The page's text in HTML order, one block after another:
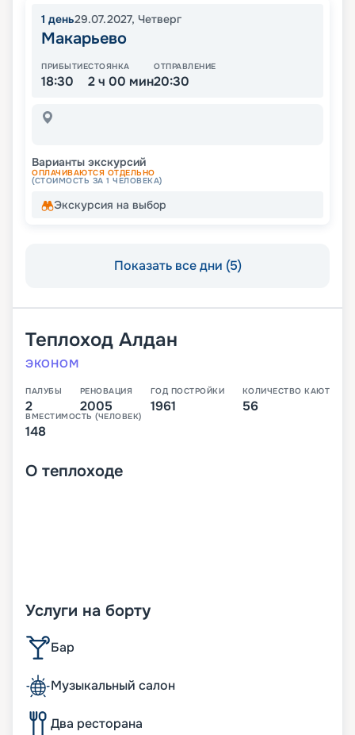
1 день29.07.2027, Четверг
Макарьево
ПРИБЫТИЕ
18:30
СТОЯНКА
2 ч 00 мин
ОТПРАВЛЕНИЕ
20:30
Варианты экскурсий
ОПЛАЧИВАЮТСЯ ОТДЕЛЬНО
(СТОИМОСТЬ ЗА 1 ЧЕЛОВЕКА)
Экскурсия на выбор
Показать все дни (5)
Теплоход Алдан
ЭКОНОМ
ПАЛУБЫ
2
РЕНОВАЦИЯ
2005
ГОД ПОСТРОЙКИ
1961
КОЛИЧЕСТВО КАЮТ
56
ВМЕСТИМОСТЬ (ЧЕЛОВЕК)
148
О теплоходе
Услуги на борту
Бар
Музыкальный салон
Два ресторана